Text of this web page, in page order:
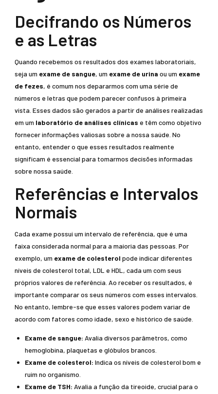
Decifrando os Números
e as Letras
Quando recebemos os resultados dos exames laboratoriais,
seja um exame de sangue, um exame de urina ou um exame
de fezes, é comum nos depararmos com uma série de
números e letras que podem parecer confusos à primeira
vista. Esses dados são gerados a partir de análises realizadas
em um laboratório de análises clínicas e têm como objetivo
fornecer informações valiosas sobre a nossa saúde. No
entanto, entender o que esses resultados realmente
significam é essencial para tomarmos decisões informadas
sobre nossa saúde.
Referências e Intervalos
Normais
Cada exame possui um intervalo de referência, que é uma
faixa considerada normal para a maioria das pessoas. Por
exemplo, um exame de colesterol pode indicar diferentes
níveis de colesterol total, LDL e HDL, cada um com seus
próprios valores de referência. Ao receber os resultados, é
importante comparar os seus números com esses intervalos.
No entanto, lembre-se que esses valores podem variar de
acordo com fatores como idade, sexo e histórico de saúde.
Exame de sangue: Avalia diversos parâmetros, como
hemoglobina, plaquetas e glóbulos brancos.
Exame de colesterol: Indica os níveis de colesterol bom e
ruim no organismo.
Exame de TSH: Avalia a função da tireoide, crucial para o